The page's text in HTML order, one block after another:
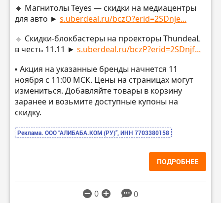
🔸 Магнитолы Teyes — скидки на медиацентры
для авто ► s.uberdeal.ru/bczO?erid=2SDnje...
🔸 Скидки-блокбастеры на проекторы ThundeaL
в честь 11.11 ► s.uberdeal.ru/bczP?erid=2SDnjf...
▪️ Акция на указанные бренды начнется 11
ноября с 11:00 МСК. Цены на страницах могут
измениться. Добавляйте товары в корзину
заранее и возьмите доступные купоны на
скидку.
Реклама. ООО “АЛИБАБА.КОМ (РУ)”, ИНН 7703380158
ПОДРОБНЕЕ
0 0